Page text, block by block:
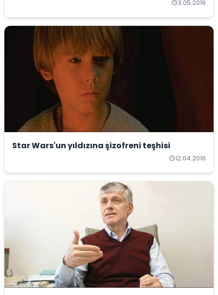
3.05.2016
Star Wars'un yıldızına şizofreni teşhisi
12.04.2016